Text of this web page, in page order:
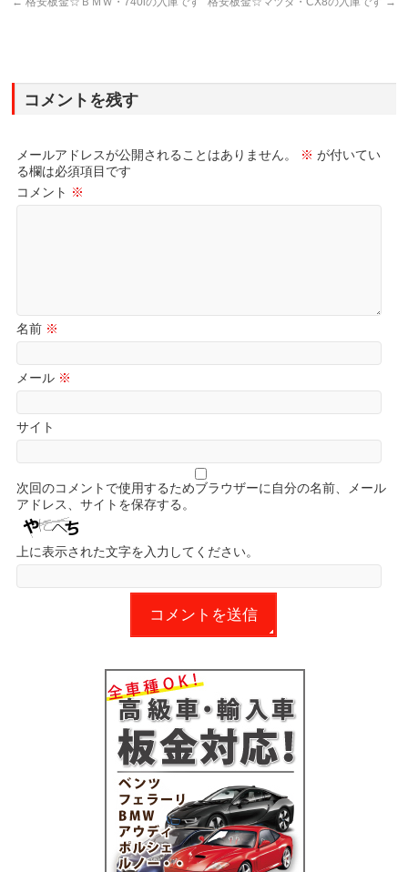
コメントを残す
メールアドレスが公開されることはありません。 ※ が付いてい
る欄は必須項目です
コメント ※
名前 ※
メール ※
サイト
次回のコメントで使用するためブラウザーに自分の名前、メール
アドレス、サイトを保存する。
上に表示された文字を入力してください。